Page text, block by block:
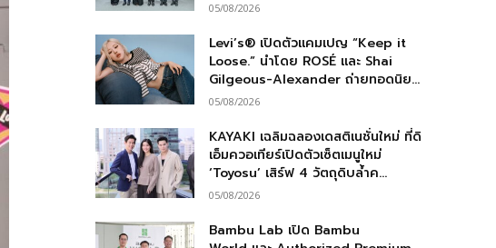
05/08/2026
Levi’s® เปิดตัวแคมเปญ “Keep it
Loose.” นำโดย ROSÉ และ Shai
Gilgeous-Alexander ถ่ายทอดนิย...
05/08/2026
KAYAKI เฉลิมฉลองเดสติเนชั่นใหม่ ที่ดิ
เอ็มควอเทียร์เปิดตัวเซ็ตเมนูใหม่
‘Toyosu’ เสิร์ฟ 4 วัตถุดิบล้ำค...
05/08/2026
Bambu Lab เปิด Bambu